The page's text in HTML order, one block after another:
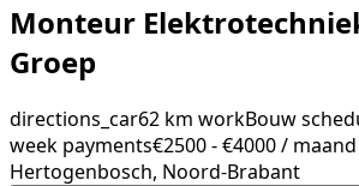
Monteur
Groep
directions_car62 km workBouw
week payments€2500 - €4000 / maand
Hertogenbosch, Noord-Brabant